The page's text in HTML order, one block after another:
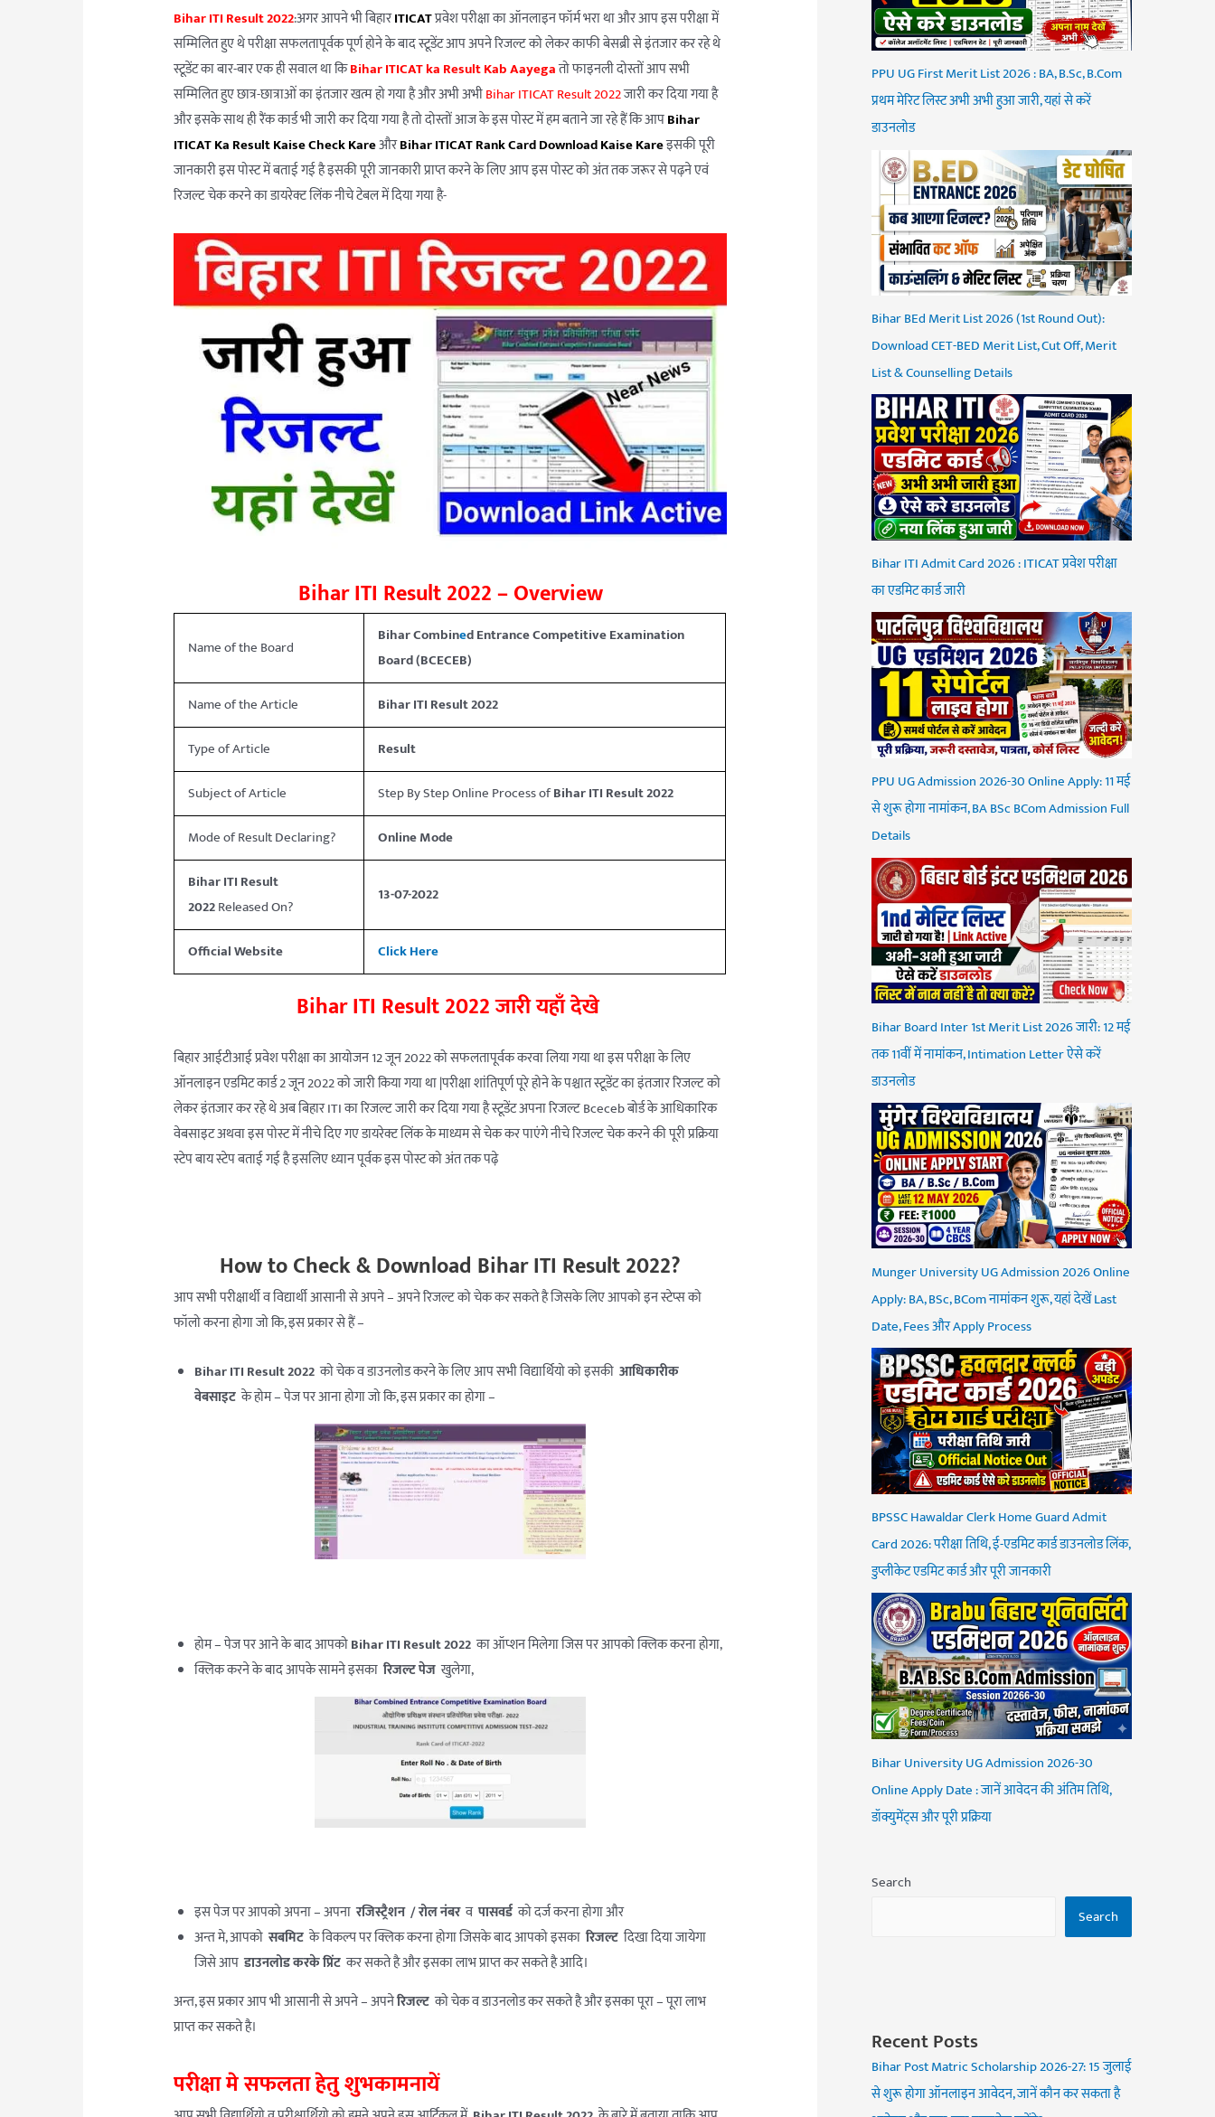
Bihar ITI Result 2022:अगर आपने भी बिहारITICATप्रवेश परीक्षा का ऑनलाइन फॉर्म भरा था और आप इस परीक्षा में
सम्मिलित हुए थे परीक्षा सफलतापूर्वक पूर्ण होने के बाद स्टूडेंट आप अपने रिजल्ट को लेकर काफी बेसब्री से इंतजार कर रहे थे
स्टूडेंट का बार-बार एक ही सवाल था किBihar ITICAT ka Result Kab Aayegaतो फाइनली दोस्तों आप सभी
सम्मिलित हुए छात्र-छात्राओं का इंतजार खत्म हो गया है और अभी अभीBihar ITICAT Result 2022जारी कर दिया गया है
और इसके साथ ही रैंक कार्ड भी जारी कर दिया गया है तो दोस्तों आज के इस पोस्ट में हम बताने जा रहे हैं कि आपBihar
ITICAT Ka Result Kaise Check KareऔरBihar ITICAT Rank Card Download Kaise Kareइसकी पूरी
जानकारी इस पोस्ट में बताई गई है इसकी पूरी जानकारी प्राप्त करने के लिए आप इस पोस्ट को अंत तक जरूर से पढ़ने एवं
रिजल्ट चेक करने का डायरेक्ट लिंक नीचे टेबल में दिया गया है-
Bihar ITI Result 2022 – Overview
Name of the Board
Bihar Combined Entrance Competitive Examination
Board (BCECEB)
Name of the Article
Bihar ITI Result 2022
Type of Article
Result
Subject of Article
Step By Step Online Process ofBihar ITI Result 2022
Mode of Result Declaring?
Online Mode
Bihar ITI Result
2022Released On?
13-07-2022
Official Website Click Here
Bihar ITI Result 2022 जारी यहाँ देखे
बिहार आईटीआई प्रवेश परीक्षा का आयोजन 12 जून 2022 को सफलतापूर्वक करवा लिया गया था इस परीक्षा के लिए
ऑनलाइन एडमिट कार्ड 2 जून 2022 को जारी किया गया था |परीक्षा शांतिपूर्ण पूरे होने के पश्चात स्टूडेंट का इंतजार रिजल्ट को
लेकर इंतजार कर रहे थे अब बिहार ITI का रिजल्ट जारी कर दिया गया है स्टूडेंट अपना रिजल्ट Bceceb बोर्ड के आधिकारिक
वेबसाइट अथवा इस पोस्ट में नीचे दिए गए डायरेक्ट लिंक के माध्यम से चेक कर पाएंगे नीचे रिजल्ट चेक करने की पूरी प्रक्रिया
स्टेप बाय स्टेप बताई गई है इसलिए ध्यान पूर्वक इस पोस्ट को अंत तक पढ़े
How to Check & Download Bihar ITI Result 2022?
आप सभी परीक्षार्थी व विद्यार्थी आसानी से अपने – अपने रिजल्ट को चेक कर सकते है जिसके लिए आपको इन स्टेप्स को
फॉलो करना होगा जो कि, इस प्रकार से हैं –
Bihar ITI Result 2022 को चेक व डाउनलोड करने के लिए आप सभी विद्यार्थियो को इसकी आधिकारीक
वेबसाइट के होम – पेज पर आना होगा जो कि, इस प्रकार का होगा –
होम – पेज पर आने के बाद आपकोBihar ITI Result 2022 का ऑप्शन मिलेगा जिस पर आपको क्लिक करना होगा,
क्लिक करने के बाद आपके सामने इसका रिजल्ट पेज खुलेगा,
इस पेज पर आपको अपना – अपना रजिस्ट्रैशन / रोल नंबरवपासवर्ड को दर्ज करना होगा और
अन्त मे, आपको सबमिट के विकल्प पर क्लिक करना होगा जिसके बाद आपको इसका रिजल्ट दिखा दिया जायेगा
जिसे आप डाउनलोड करके प्रिंट कर सकते है और इसका लाभ प्राप्त कर सकते है आदि।
अन्त, इस प्रकार आप भी आसानी से अपने – अपनेरिजल्ट को चेक व डाउनलोड कर सकते है और इसका पूरा – पूरा लाभ
प्राप्त कर सकते है।
परीक्षा मे सफलता हेतु शुभकामनायें
यहाँ
से
करें
PPU UG First Merit List 2026 : BA, B.Sc, B.Com
प्रथम मेरिट लिस्ट अभी अभी हुआ जारी, यहां से करें
डाउनलोड
Bihar BEd Merit List 2026 (1st Round Out):
Download CET-BED Merit List, Cut Off, Merit
List & Counselling Details
Bihar ITI Admit Card 2026 : ITICAT प्रवेश परीक्षा
का एडमिट कार्ड जारी
PPU UG Admission 2026-30 Online Apply: 11 मई
से शुरू होगा नामांकन, BA BSc BCom Admission Full
Details
Bihar Board Inter 1st Merit List 2026 जारी: 12 मई
तक 11वीं में नामांकन, Intimation Letter ऐसे करें
डाउनलोड
Munger University UG Admission 2026 Online
Apply: BA, BSc, BCom नामांकन शुरू, यहां देखें Last
Date, Fees और Apply Process
BPSSC Hawaldar Clerk Home Guard Admit
Card 2026: परीक्षा तिथि, ई-एडमिट कार्ड डाउनलोड लिंक,
डुप्लीकेट एडमिट कार्ड और पूरी जानकारी
Bihar University UG Admission 2026-30
Online Apply Date : जानें आवेदन की अंतिम तिथि,
डॉक्युमेंट्स और पूरी प्रक्रिया
Search
Search
Recent Posts
Bihar Post Matric Scholarship 2026-27: 15 जुलाई
से शुरू होगा ऑनलाइन आवेदन, जानें कौन कर सकता है